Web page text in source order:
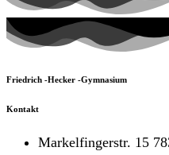
Friedrich -Hecker -Gymnasium
Kontakt
Markelfingerstr. 15